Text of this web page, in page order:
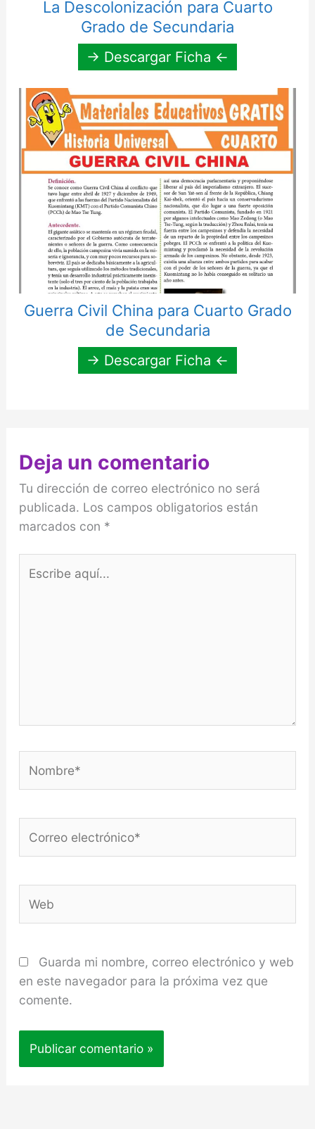
La Descolonización para Cuarto
Grado de Secundaria
→ Descargar Ficha ←
Guerra Civil China para Cuarto Grado
de Secundaria
→ Descargar Ficha ←
Deja un comentario
Tu dirección de correo electrónico no será
publicada. Los campos obligatorios están
marcados con *
aquí...
electrónico*
Guarda mi nombre, correo electrónico y web
en este navegador para la próxima vez que
comente.